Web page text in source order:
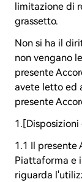
limitazione di
grassetto.
Non si ha il
non vengano
presente
avete letto ed
presente
1.[Disposizioni
1.1 Il presente
Piattaforma e
riguarda